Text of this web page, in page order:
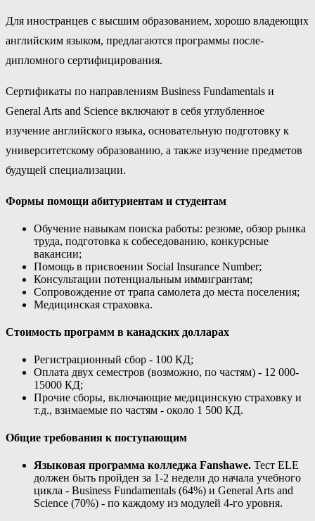
Для иностранцев с высшим образованием, хорошо владеющих
английским языком, предлагаются программы после-
дипломного сертифицирования.
Сертификаты по направлениям Business Fundamentals и
General Arts and Science включают в себя углубленное
изучение английского языка, основательную подготовку к
университетскому образованию, а также изучение предметов
будущей специализации.
Формы помощи абитуриентам и студентам
Обучение навыкам поиска работы: резюме, обзор рынка
труда, подготовка к собеседованию, конкурсные
вакансии;
Помощь в присвоении Social Insurance Number;
Консультации потенциальным иммигрантам;
Сопровождение от трапа самолета до места поселения;
Медицинская страховка.
Стоимость программ в канадских долларах
Регистрационный сбор - 100 КД;
Оплата двух семестров (возможно, по частям) - 12 000-
15000 КД;
Прочие сборы, включающие медицинскую страховку и
т.д., взимаемые по частям - около 1 500 КД.
Общие требования к поступающим
Языковая программа колледжа Fanshawe. Тест ELE
должен быть пройден за 1-2 недели до начала учебного
цикла - Business Fundamentals (64%) и General Arts and
Science (70%) - по каждому из модулей 4-го уровня.